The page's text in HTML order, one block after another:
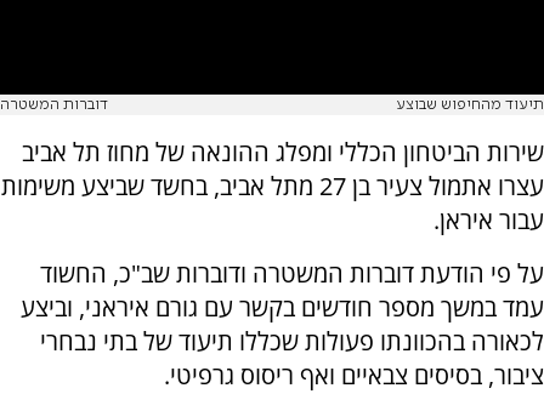
תיעוד מהחיפוש שבוצע דוברות המשטרה
שירות הביטחון הכללי ומפלג ההונאה של מחוז תל אביב
עצרו אתמול צעיר בן 27 מתל אביב, בחשד שביצע משימות
עבור איראן.
על פי הודעת דוברות המשטרה ודוברות שב"כ, החשוד
עמד במשך מספר חודשים בקשר עם גורם איראני, וביצע
לכאורה בהכוונתו פעולות שכללו תיעוד של בתי נבחרי
ציבור, בסיסים צבאיים ואף ריסוס גרפיטי.